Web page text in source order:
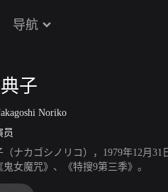
导航
子
Noriko
员
（ナカゴシノリコ），1979年12月
女魔咒》、《特搜9第三季》。